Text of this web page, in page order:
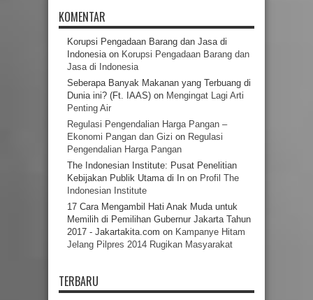
KOMENTAR
Korupsi Pengadaan Barang dan Jasa di
Indonesiaon Korupsi Pengadaan Barang dan
Jasa di Indonesia
Seberapa Banyak Makanan yang Terbuang di
Dunia ini? (Ft. IAAS) on Mengingat Lagi Arti
Penting Air
Regulasi Pengendalian Harga Pangan –
Ekonomi Pangan dan Gizi on Regulasi
Pengendalian Harga Pangan
The Indonesian Institute: Pusat Penelitian
Kebijakan Publik Utama di In on Profil The
Indonesian Institute
17 Cara Mengambil Hati Anak Muda untuk
Memilih di Pemilihan Gubernur Jakarta Tahun
2017 - Jakartakita.com on Kampanye Hitam
Jelang Pilpres 2014 Rugikan Masyarakat
TERBARU